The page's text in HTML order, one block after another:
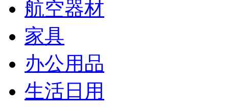
航空器材
家具
办公用品
生活日用